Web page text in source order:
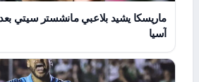
ماريسكا يشيد بلاعبي مانشستر سيتي
آسيا